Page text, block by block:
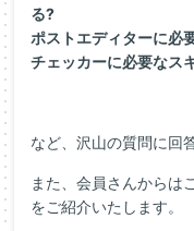
る?
ポストエディターに必
チェッカーに必要なス
など、沢山の質問に回
また、会員さんからは
をご紹介いたします。